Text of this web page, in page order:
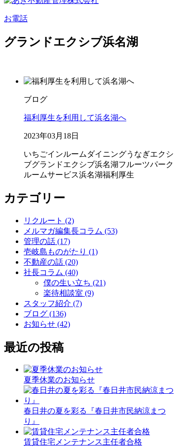
お電話
グランドエクシブ浜名湖
ブログ
福利厚生を利用して浜名湖へ
2023年03月18日
いちごインルームダイニングうなぎエクシ
ブグランドエクシブ浜名湖フルーツパーク
ルームサービス浜名湖福利厚生
カテゴリー
リクルート (2)
メルマガ編集長コラム (53)
管理の話 (17)
壱岐島ものがたり (1)
不動産の話 (20)
社長コラム (40)
僕の生い立ち (21)
楽待相談室 (9)
スタッフ紹介 (7)
ブログ (136)
お知らせ (42)
最近の投稿
夏季休業のお知らせ
春日井の夏を彩る『春日井市民納涼まつ
り』
賃貸住宅メンテナンス主任者合格